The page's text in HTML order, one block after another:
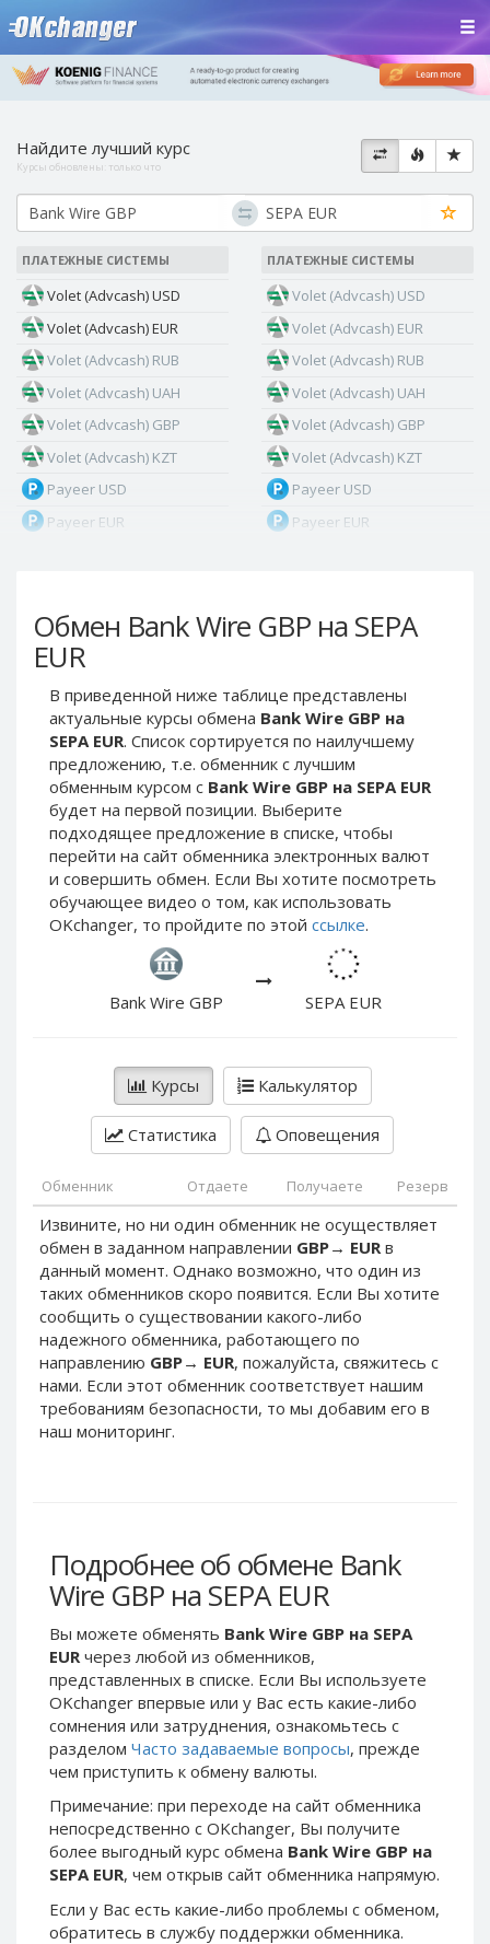
Обмен Bank Wire GBP на SEPA
EUR
В приведенной ниже таблице представлены
актуальные курсы обмена Bank Wire GBP на
SEPA EUR. Список сортируется по наилучшему
предложению, т.е. обменник с лучшим
обменным курсом с Bank Wire GBP на SEPA EUR
будет на первой позиции. Выберите
подходящее предложение в списке, чтобы
перейти на сайт обменника электронных валют
и совершить обмен. Если Вы хотите посмотреть
обучающее видео о том, как использовать
OKchanger, то пройдите по этой ссылке.
Bank Wire GBP SEPA EUR
Курсы Калькулятор
Статистика Оповещения
Обменник Отдаете Получаете Резерв
Извините, но ни один обменник не осуществляет
обмен в заданном направлении GBP→ EURв
данный момент. Однако возможно, что один из
таких обменников скоро появится. Если Вы хотите
сообщить о существовании какого-либо
надежного обменника, работающего по
направлению GBP→ EUR, пожалуйста, свяжитесь с
нами. Если этот обменник соответствует нашим
требованиям безопасности, то мы добавим его в
наш мониторинг.
Подробнее об обмене Bank
Wire GBP на SEPA EUR
Вы можете обменять Bank Wire GBP на SEPA
EUR через любой из обменников,
представленных в списке. Если Вы используете
OKchanger впервые или у Вас есть какие-либо
сомнения или затруднения, ознакомьтесь с
разделом Часто задаваемые вопросы, прежде
чем приступить к обмену валюты.
Примечание: при переходе на сайт обменника
непосредственно c OKchanger, Вы получите
более выгодный курс обмена Bank Wire GBP на
SEPA EUR, чем открыв сайт обменника напрямую.
Если у Вас есть какие-либо проблемы с обменом,
обратитесь в службу поддержки обменника.
Найдите лучший курс
Курсы обновлены: только что
ПЛАТЕЖНЫЕ СИСТЕМЫ
Volet (Advcash) USD
Volet (Advcash) EUR
Volet (Advcash) RUB
Volet (Advcash) UAH
Volet (Advcash) GBP
Volet (Advcash) KZT
Payeer USD
Payeer EUR
Payeer Tether ERC20
(USDT)
Payeer UAH
ЮMoney RUB
ЮMoney KZT
PayPal USD
PayPal EUR
PayPal GBP
PayPal CAD
PayPal AUD
PayPal RUB
PayPal NOK
PayPal PLN
PayPal SGD
PayPal SEK
PayPal CHF
PayPal MYR
Webmoney WMZ
Webmoney WMR
Webmoney WME
Webmoney WMU
Webmoney WMK
Skril USD
Skril EUR
Skril INR
Skril PLN
Skril GBP
Skril AUD
Skril NOK
Paxum USD
Paxum EUR
Epay USD
Epay EUR
ПЛАТЕЖНЫЕ СИСТЕМЫ
Volet (Advcash) USD
Volet (Advcash) EUR
Volet (Advcash) RUB
Volet (Advcash) UAH
Volet (Advcash) GBP
Volet (Advcash) KZT
Payeer USD
Payeer EUR
Payeer Tether ERC20
(USDT)
ЮMoney RUB
ЮMoney KZT
PayPal USD
PayPal EUR
PayPal GBP
PayPal CAD
PayPal AUD
PayPal RUB
PayPal CZK
PayPal NZD
PayPal NOK
PayPal PLN
PayPal SGD
PayPal SEK
PayPal CHF
PayPal MYR
Webmoney WMZ
Webmoney WMR
Webmoney WME
Webmoney WMU
Skril USD
Skril EUR
Skril INR
Skril GBP
Skril AUD
Skril NOK
Paxum USD
Paxum EUR
Epay USD
Epay EUR